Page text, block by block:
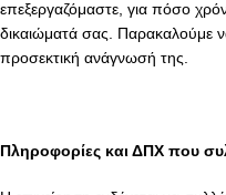
επεξεργαζόμαστε, για πόσο
δικαιώματά σας. Παρακαλούμε
προσεκτική ανάγνωσή της.
Πληροφορίες και ΔΠΧ που